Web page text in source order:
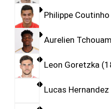
Philippe Coutinho
Aurelien
Leon Goretzka
Lucas Hernandez